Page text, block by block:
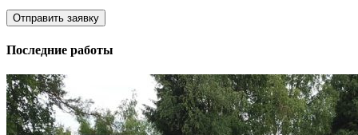
Последние работы